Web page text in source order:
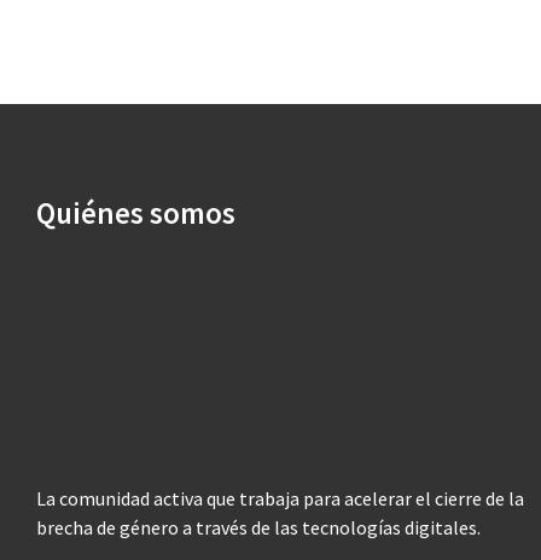
Quiénes somos
La comunidad activa que trabaja para acelerar el cierre de la
brecha de género a través de las tecnologías digitales.